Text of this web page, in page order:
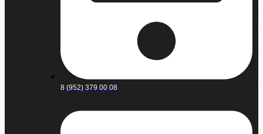
8 (952) 379 00 08